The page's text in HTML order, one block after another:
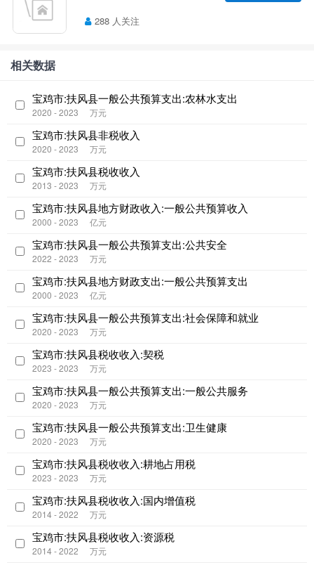
288 人关注
相关数据
宝鸡市:扶风县一般公共预算支出:农林水支出
2020 - 2023 万元
宝鸡市:扶风县非税收入
2020 - 2023 万元
宝鸡市:扶风县税收收入
2013 - 2023 万元
宝鸡市:扶风县地方财政收入:一般公共预算收入
2000 - 2023 亿元
宝鸡市:扶风县一般公共预算支出:公共安全
2022 - 2023 万元
宝鸡市:扶风县地方财政支出:一般公共预算支出
2000 - 2023 亿元
宝鸡市:扶风县一般公共预算支出:社会保障和就业
2020 - 2023 万元
宝鸡市:扶风县税收收入:契税
2023 - 2023 万元
宝鸡市:扶风县一般公共预算支出:一般公共服务
2020 - 2023 万元
宝鸡市:扶风县一般公共预算支出:卫生健康
2020 - 2023 万元
宝鸡市:扶风县税收收入:耕地占用税
2023 - 2023 万元
宝鸡市:扶风县税收收入:国内增值税
2014 - 2022 万元
宝鸡市:扶风县税收收入:资源税
2014 - 2022 万元